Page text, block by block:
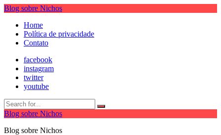
Blog sobre Nichos
Home
Política de privacidade
Contato
facebook
instagram
twitter
youtube
Blog sobre Nichos
Blog sobre Nichos